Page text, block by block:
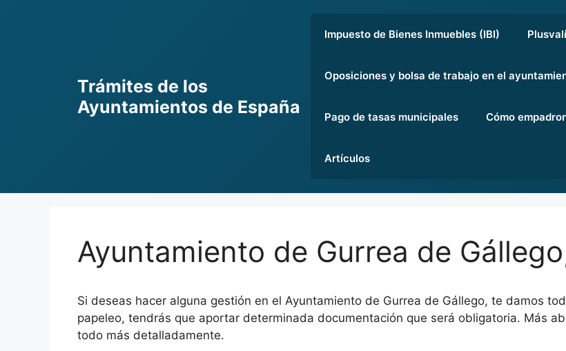
Trámites de los
Ayuntamientos de España
Impuesto de Bienes Inmuebles (IBI)
Oposiciones y bolsa de trabajo en el
Pago de tasas municipales Cómo
Artículos
Ayuntamiento de Gurrea de
Si deseas hacer alguna gestión en el Ayuntamiento de Gurrea de Gállego, te damos
papeleo, tendrás que aportar determinada documentación que será obligatoria. Más
todo más detalladamente.